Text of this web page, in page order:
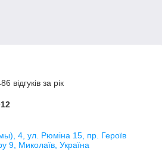
відгуків за рік
4, ул. Рюміна 15, пр. Героїв
9, Миколаїв, Україна